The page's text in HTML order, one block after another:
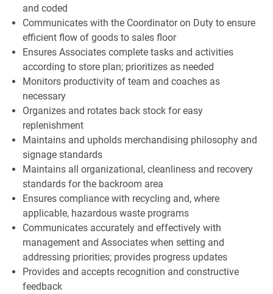
and coded
Communicates with the Coordinator on Duty to ensure
efficient flow of goods to sales floor
Ensures Associates complete tasks and activities
according to store plan; prioritizes as needed
Monitors productivity of team and coaches as
necessary
Organizes and rotates back stock for easy
replenishment
Maintains and upholds merchandising philosophy and
signage standards
Maintains all organizational, cleanliness and recovery
standards for the backroom area
Ensures compliance with recycling and, where
applicable, hazardous waste programs
Communicates accurately and effectively with
management and Associates when setting and
addressing priorities; provides progress updates
Provides and accepts recognition and constructive
feedback